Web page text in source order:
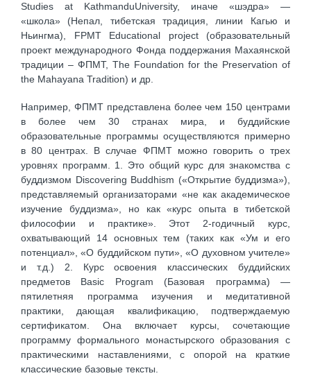
Studies at KathmanduUniversity, иначе «шэдра» —
«школа» (Непал, тибетская традиция, линии Кагью и
Ньингма), FPMT Educational project (образовательный
проект международного Фонда поддержания Махаянской
традиции – ФПМТ, The Foundation for the Preservation of
the Mahayana Tradition) и др.
Например, ФПМТ представлена более чем 150 центрами
в более чем 30 странах мира, и буддийские
образовательные программы осуществляются примерно
в 80 центрах. В случае ФПМТ можно говорить о трех
уровнях программ. 1. Это общий курс для знакомства с
буддизмом Discovering Buddhism («Открытие буддизма»),
представляемый организаторами «не как академическое
изучение буддизма», но как «курс опыта в тибетской
философии и практике». Этот 2-годичный курс,
охватывающий 14 основных тем (таких как «Ум и его
потенциал», «О буддийском пути», «О духовном учителе»
и т.д.) 2. Курс освоения классических буддийских
предметов Basic Program (Базовая программа) —
пятилетняя программа изучения и медитативной
практики, дающая квалификацию, подтверждаемую
сертификатом. Она включает курсы, сочетающие
программу формального монастырского образования с
практическими наставлениями, с опорой на краткие
классические базовые тексты.